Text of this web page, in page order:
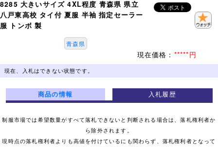
8285 大きいサイズ 4XL程度 青森県 県立
八戸東高校 タイ付 夏服 半袖 指定セーラー
服 トンボ 製
青森県
現在価格： *****円
現在、入札はできない状態です。
商品の情報 入札履歴
制服市場では希望数量がすべて落札できないと判断される場合は、落札権利者か
ら除外されます。
現時点の落札権利者よりも高値を付けているにも関わらず、落札権利者となって